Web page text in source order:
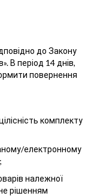
до Закону
В період 14 днів,
повернення
комплекту
електронному
належної
рішенням